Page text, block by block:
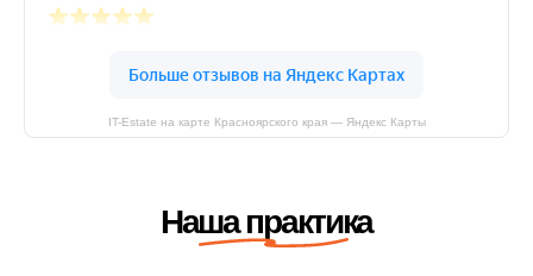
IT-Estate на карте Красноярского края — Яндекс Карты